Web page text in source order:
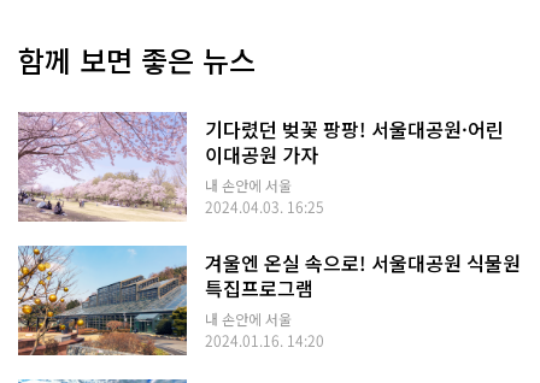
함께 보면 좋은 뉴스
기다렸던 벚꽃 팡팡! 서울대공원·어린
이대공원 가자
내 손안에 서울
2024.04.03. 16:25
겨울엔 온실 속으로! 서울대공원 식물원
특집프로그램
내 손안에 서울
2024.01.16. 14:20